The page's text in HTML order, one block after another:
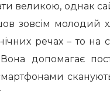
великою, однак
зовсім молодий
речах – то на
допомагає